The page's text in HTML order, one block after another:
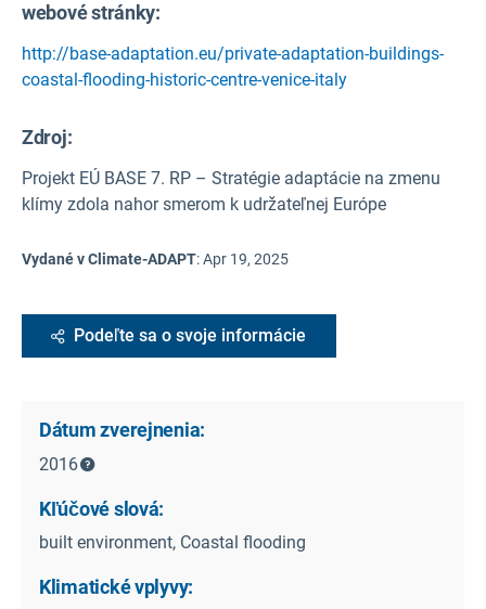
webové stránky:
http://base-adaptation.eu/private-adaptation-buildings-
coastal-flooding-historic-centre-venice-italy
Zdroj:
Projekt EÚ BASE 7. RP – Stratégie adaptácie na zmenu
klímy zdola nahor smerom k udržateľnej Európe
Vydané v Climate-ADAPT:Apr 19, 2025
Podeľte sa o svoje informácie
Dátum zverejnenia:
2016
Kľúčové slová:
built environment, Coastal flooding
Klimatické vplyvy: